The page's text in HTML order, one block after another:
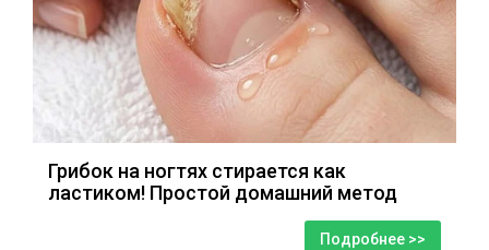
Грибок на ногтях стирается как
ластиком! Простой домашний метод
Подробнее >>